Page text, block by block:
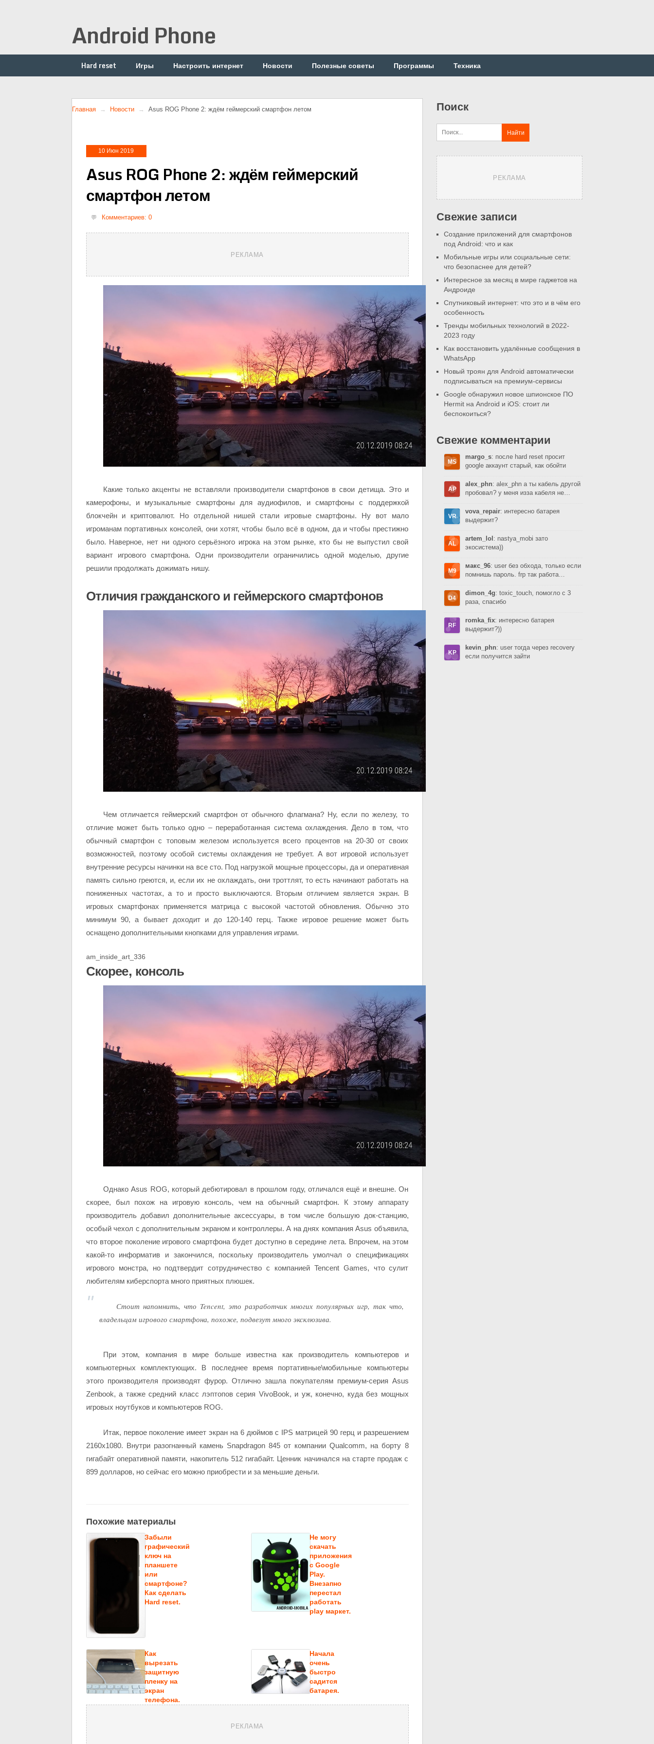
Android Phone
Hard reset Игры Настроить интернет Новости Полезные советы Программы Техника
Главная Новости Asus ROG Phone 2: ждём геймерский смартфон летом
10 Июн 2019
Asus ROG Phone 2: ждём геймерский
смартфон летом
Комментариев: 0
РЕКЛАМА
Какие только акценты не вставляли производители смартфонов в свои детища. Это и
камерофоны, и музыкальные смартфоны для аудиофилов, и смартфоны с поддержкой
блокчейн и криптовалют. Но отдельной нишей стали игровые смартфоны. Ну вот мало
игроманам портативных консолей, они хотят, чтобы было всё в одном, да и чтобы престижно
было. Наверное, нет ни одного серьёзного игрока на этом рынке, кто бы не выпустил свой
вариант игрового смартфона. Одни производители ограничились одной моделью, другие
решили продолжать дожимать нишу.
Отличия гражданского и геймерского смартфонов
Чем отличается геймерский смартфон от обычного флагмана? Ну, если по железу, то
отличие может быть только одно – переработанная система охлаждения. Дело в том, что
обычный смартфон с топовым железом используется всего процентов на 20-30 от своих
возможностей, поэтому особой системы охлаждения не требует. А вот игровой использует
внутренние ресурсы начинки на все сто. Под нагрузкой мощные процессоры, да и оперативная
память сильно греются, и, если их не охлаждать, они троттлят, то есть начинают работать на
пониженных частотах, а то и просто выключаются. Вторым отличием является экран. В
игровых смартфонах применяется матрица с высокой частотой обновления. Обычно это
минимум 90, а бывает доходит и до 120-140 герц. Также игровое решение может быть
оснащено дополнительными кнопками для управления играми.
am_inside_art_336
Скорее, консоль
Однако Asus ROG, который дебютировал в прошлом году, отличался ещё и внешне. Он
скорее, был похож на игровую консоль, чем на обычный смартфон. К этому аппарату
производитель добавил дополнительные аксессуары, в том числе большую док-станцию,
особый чехол с дополнительным экраном и контроллеры. А на днях компания Asus объявила,
что второе поколение игрового смартфона будет доступно в середине лета. Впрочем, на этом
какой-то информатив и закончился, поскольку производитель умолчал о спецификациях
игрового монстра, но подтвердит сотрудничество с компанией Tencent Games, что сулит
любителям киберспорта много приятных плюшек.
Стоит напомнить, что Tencent, это разработчик многих популярных игр, так что,
владельцам игрового смартфона, похоже, подвезут много эксклюзива.
При этом, компания в мире больше известна как производитель компьютеров и
компьютерных комплектующих. В последнее время портативные\мобильные компьютеры
этого производителя производят фурор. Отлично зашла покупателям премиум-серия Asus
Zenbook, а также средний класс лэптопов серия VivoBook, и уж, конечно, куда без мощных
игровых ноутбуков и компьютеров ROG.
Итак, первое поколение имеет экран на 6 дюймов с IPS матрицей 90 герц и разрешением
2160х1080. Внутри разогнанный камень Snapdragon 845 от компании Qualcomm, на борту 8
гигабайт оперативной памяти, накопитель 512 гигабайт. Ценник начинался на старте продаж с
899 долларов, но сейчас его можно приобрести и за меньшие деньги.
Похожие материалы
Забыли
графический
ключ на
планшете
или
смартфоне?
Как сделать
Hard reset.
Не могу
скачать
приложения
c Google
Play.
Внезапно
перестал
работать
play маркет.
Как
вырезать
защитную
пленку на
экран
телефона.
Начала
очень
быстро
садится
батарея.
РЕКЛАМА
Поиск
РЕКЛАМА
Свежие записи
Создание приложений для смартфонов
под Android: что и как
Мобильные игры или социальные сети:
что безопаснее для детей?
Интересное за месяц в мире гаджетов на
Андроиде
Спутниковый интернет: что это и в чём его
особенность
Тренды мобильных технологий в 2022-
2023 году
Как восстановить удалённые сообщения в
WhatsApp
Новый троян для Android автоматически
подписываться на премиум-сервисы
Google обнаружил новое шпионское ПО
Hermit на Android и iOS: стоит ли
беспокоиться?
Свежие комментарии
margo_s: после hard reset просит
google аккаунт старый, как обойти
alex_phn: alex_phn а ты кабель другой
пробовал? у меня изза кабеля не…
vova_repair: интересно батарея
выдержит?
artem_lol : nastya_mobi зато
экосистема))
макс_96: user без обхода, только если
помнишь пароль. frp так работа…
dimon_4g: toxic_touch, помогло с 3
раза, спасибо
romka_fix: интересно батарея
выдержит?))
kevin_phn: user тогда через recovery
если получится зайти